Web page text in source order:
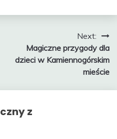
Next:
Magiczne przygody dla
dzieci w Kamiennogórskim
mieście
z